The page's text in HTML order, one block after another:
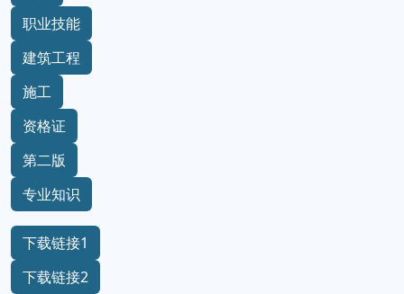
职业技能
建筑工程
施工
资格证
第二版
专业知识
下载链接1
下载链接2